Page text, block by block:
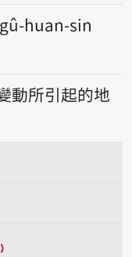
huan-sin
sin/tuē-gû-
動所引起的地